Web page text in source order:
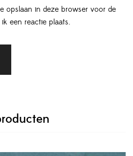
opslaan in deze browser voor de
een reactie plaats.